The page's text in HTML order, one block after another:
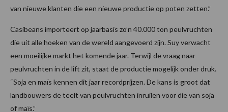
van nieuwe klanten die een nieuwe productie op poten zetten.”
Casibeans importeert op jaarbasis zo’n 40.000 ton peulvruchten
die uit alle hoeken van de wereld aangevoerd zijn. Suy verwacht
een moeilijke markt het komende jaar. Terwijl de vraag naar
peulvruchten in de lift zit, staat de productie mogelijk onder druk.
“Soja en maïs kennen dit jaar recordprijzen. De kans is groot dat
landbouwers de teelt van peulvruchten inruilen voor die van soja
of maïs.”